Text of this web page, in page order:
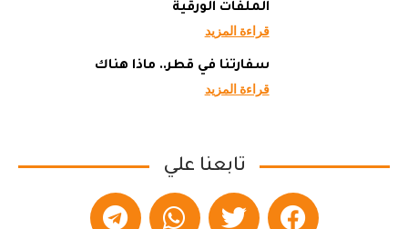
الملفات الورقية
قراءة المزيد
سفارتنا في قطر.. ماذا هناك
قراءة المزيد
تابعنا علي